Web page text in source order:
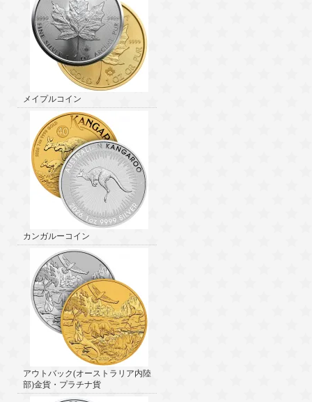
メイプルコイン
カンガルーコイン
アウトバック(オーストラリア内陸
部)金貨・プラチナ貨